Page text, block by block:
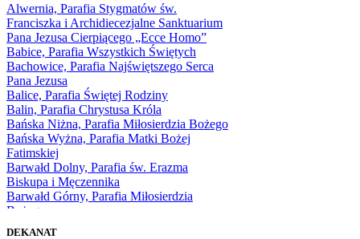
1968
1969
1970
1971
1972
1973
1974
1975
1976
1977
1978
1979
1980
1981
1983
Alwernia, Parafia Stygmatów św.
Franciszka i Archidiecezjalne Sanktuarium
Pana Jezusa Cierpiącego „Ecce Homo”
Babice, Parafia Wszystkich Świętych
Bachowice, Parafia Najświętszego Serca
Pana Jezusa
Balice, Parafia Świętej Rodziny
Balin, Parafia Chrystusa Króla
Bańska Niżna, Parafia Miłosierdzia Bożego
Bańska Wyżna, Parafia Matki Bożej
Fatimskiej
Barwałd Dolny, Parafia św. Erazma
Biskupa i Męczennika
Barwałd Górny, Parafia Miłosierdzia
Bożego
DEKANAT